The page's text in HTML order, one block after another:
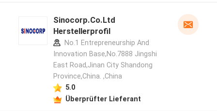
Sinocorp.Co.Ltd
Herstellerprofil
No.1 Entrepreneurship And
Innovation Base,No.7888 Jingshi
East Road,Jinan City Shandong
Province,China. ,China
5.0
Überprüfter Lieferant